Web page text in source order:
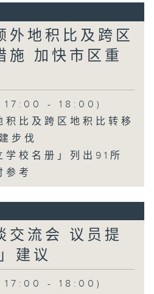
外地积比及跨区
施 加快市区重
17:00 - 18:00)
积比及跨区地积比转移
步伐
学校名册」列出91所
参考
交流会 议员提
建议
17:00 - 18:00)